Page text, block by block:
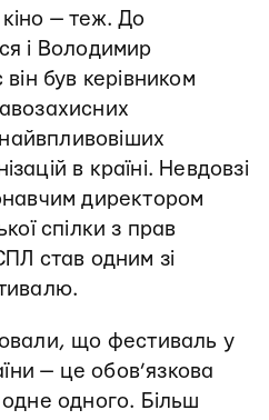
— теж. До
і Володимир
був керівником
найвпливовіших
в країні. Невдовзі
директором
спілки з прав
став одним зі
що фестиваль у
— це обов’язкова
одне одного. Більш